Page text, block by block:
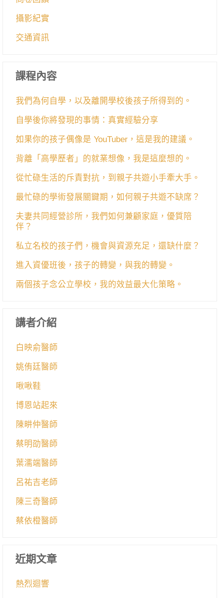
攝影紀實
交通資訊
課程內容
我們為何自學，以及離開學校後孩子所得到的。
自學後你將發現的事情：真實經驗分享
如果你的孩子偶像是 YouTuber，這是我的建議。
背離「高學歷者」的就業想像，我是這麼想的。
從忙碌生活的斥責對抗，到親子共遊小手牽大手。
最忙碌的學術發展關鍵期，如何親子共遊不缺席？
夫妻共同經營診所，我們如何兼顧家庭，優質陪
伴？
私立名校的孩子們，機會與資源充足，還缺什麼？
進入資優班後，孩子的轉變，與我的轉變。
兩個孩子念公立學校，我的效益最大化策略。
講者介紹
白映俞醫師
姚侑廷醫師
啾啾鞋
博恩站起來
陳畊仲醫師
蔡明劭醫師
葉濡端醫師
呂祐吉老師
陳三奇醫師
蔡依橙醫師
近期文章
熱烈迴響